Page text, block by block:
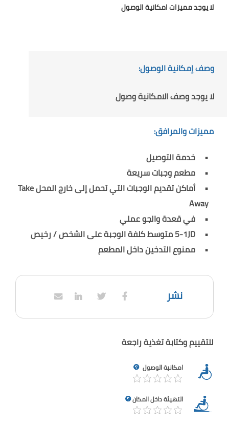
لا يوجد مميزات امكانية الوصول
وصف إمكانية الوصول:
لا يوجد وصف الامكانية وصول
مميزات والمرافق:
خدمة التوصيل
مطعم وجبات سريعة
أماكن تقديم الوجبات التي تحمل إلى خارج المحل Take
Away
في قعدة والجو عملي
5-1JD متوسط كلفة الوجبة على الشخص / رخيص
ممنوع التدخين داخل المطعم
نشر
للتقييم وكتابة تغذية راجعة
امكانية الوصول
التهيئة داخل المكان